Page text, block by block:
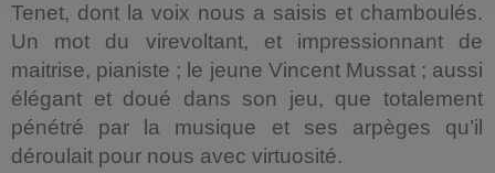
Tenet, dont la voix nous a saisis et chamboulés.
Un mot du virevoltant, et impressionnant de
maitrise, pianiste ; le jeune Vincent Mussat ; aussi
élégant et doué dans son jeu, que totalement
pénétré par la musique et ses arpèges qu’il
déroulait pour nous avec virtuosité.